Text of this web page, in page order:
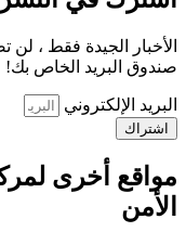
الأخبار الجيدة فقط ،
صندوق البريد الخاص بك!
البريد الإلكتروني
اشتراك
مواقع أخرى
الأمن